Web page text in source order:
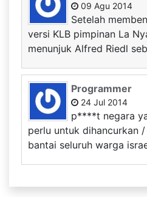
09 Agu 2014
Setelah
versi KLB pimpinan La
menunjuk Alfred Riedl
Programmer
24 Jul 2014
p****t negara
perlu untuk dihancurkan
bantai seluruh warga